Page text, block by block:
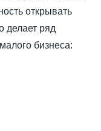
открывать
делает ряд
бизнеса: